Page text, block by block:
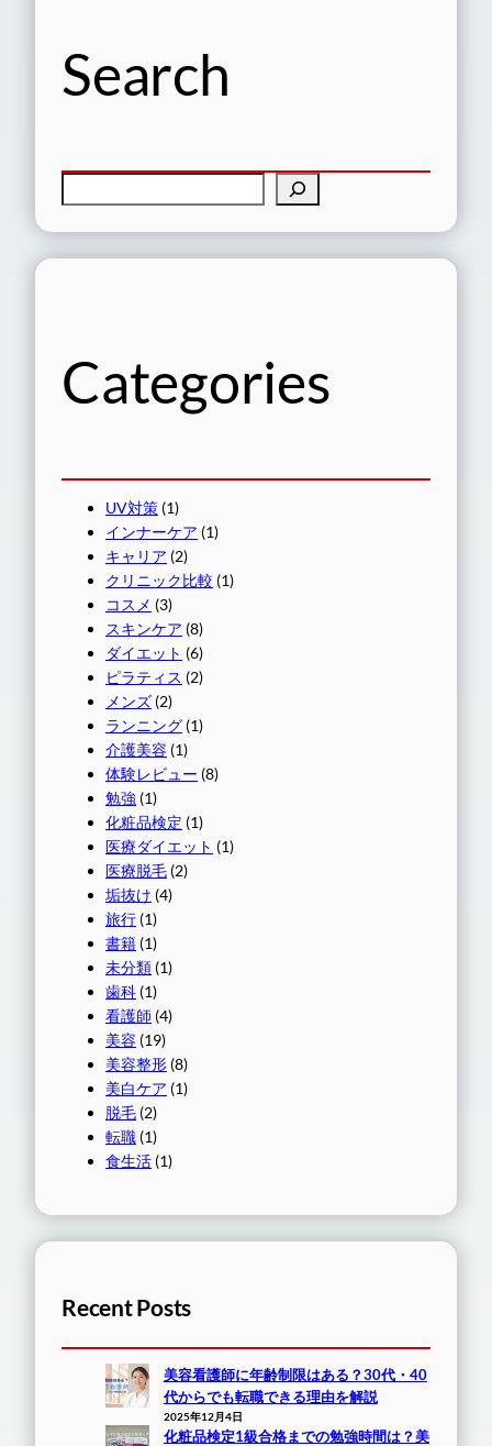
Search
索
Categories
UV対策 (1)
インナーケア (1)
キャリア (2)
クリニック比較 (1)
コスメ (3)
スキンケア (8)
ダイエット (6)
ピラティス (2)
メンズ (2)
ランニング (1)
介護美容 (1)
体験レビュー (8)
勉強 (1)
化粧品検定 (1)
医療ダイエット (1)
医療脱毛 (2)
垢抜け (4)
旅行 (1)
書籍 (1)
未分類 (1)
歯科 (1)
看護師 (4)
美容 (19)
美容整形 (8)
美白ケア (1)
脱毛 (2)
転職 (1)
食生活 (1)
Recent Posts
美容看護師に年齢制限はある？30代・40
代からでも転職できる理由を解説
2025年12月4日
化粧品検定1級合格までの勉強時間は？美